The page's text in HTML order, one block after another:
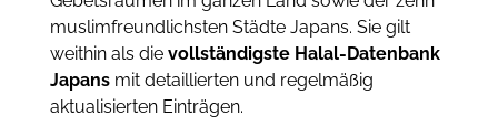
muslimfreundlichsten Städte Japans. Sie gilt
weithin als die vollständigste Halal-Datenbank
Japansmit detaillierten und regelmäßig
aktualisierten Einträgen.